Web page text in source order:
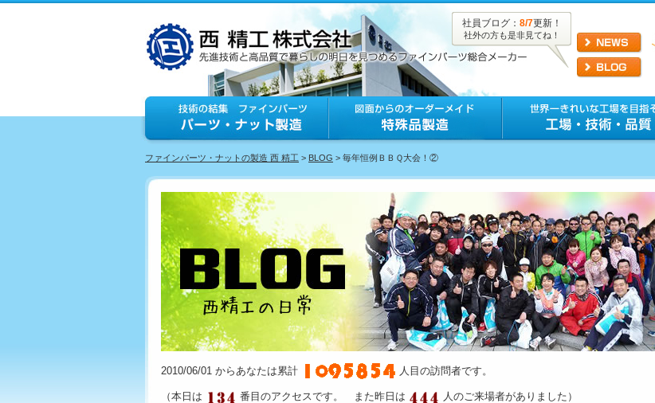
社員ブログ： 8/7更新！
社外の方も是非見てね！
ファインパーツ・ナットの製造 西 精工 > BLOG > 毎年恒例ＢＢＱ大会！②
2010/06/01 からあなたは累計 人目の訪問者です。
（本日は 番目のアクセスです。 また昨日は 人のご来場者がありました）